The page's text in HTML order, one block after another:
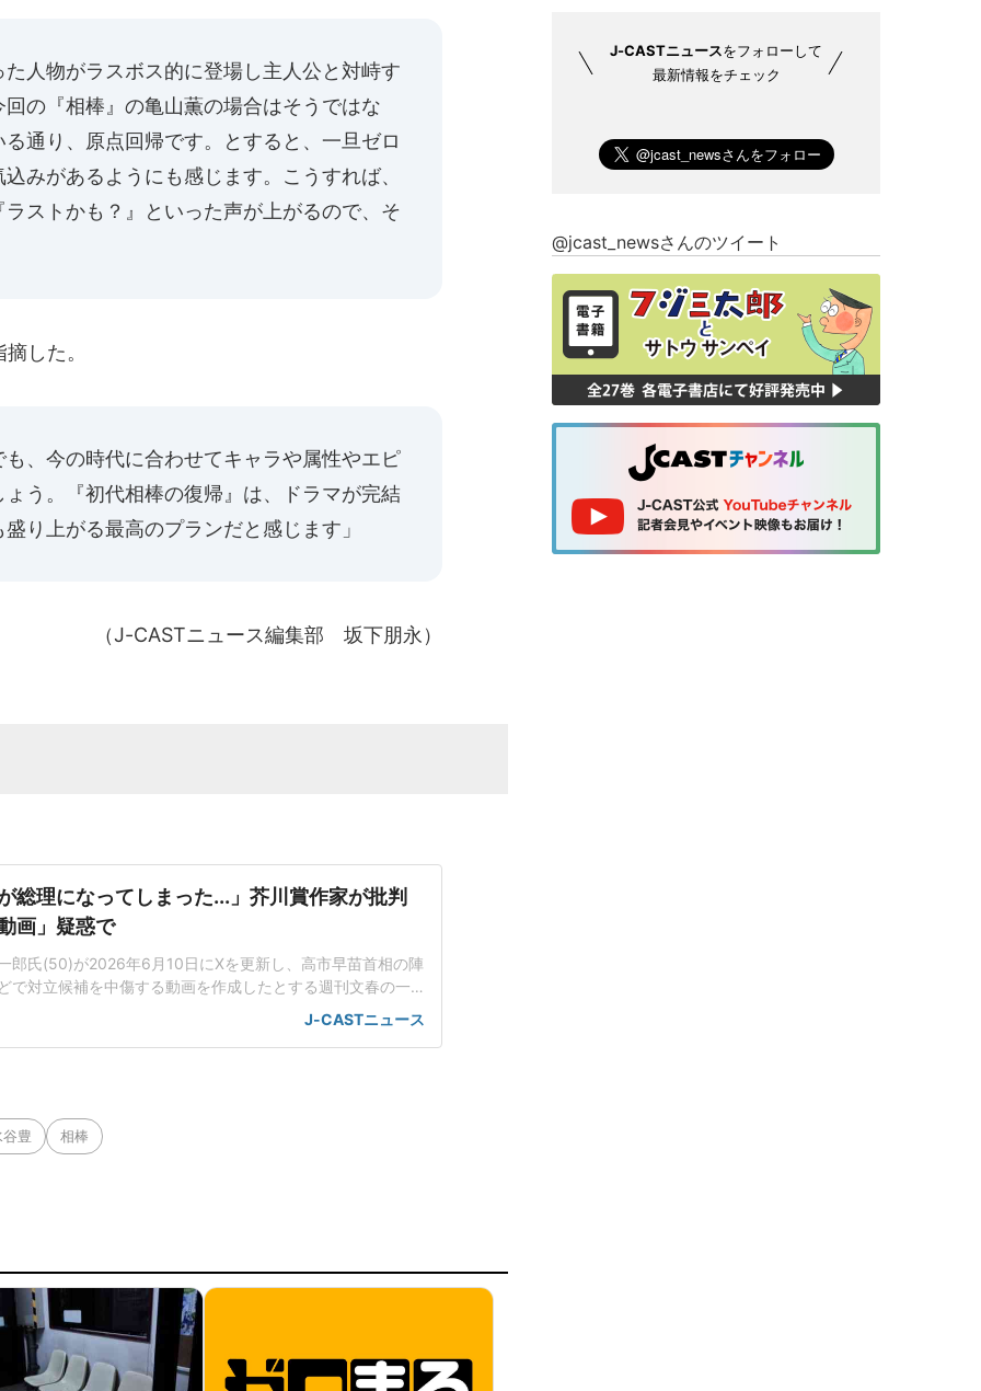
人物がラスボス的に登場し主人公と対峙す
の『相棒』の亀山薫の場合はそうではな
通り、原点回帰です。とすると、一旦ゼロ
みがあるようにも感じます。こうすれば、
ストかも？』といった声が上がるので、そ
した。
、今の時代に合わせてキャラや属性やエピ
う。『初代相棒の復帰』は、ドラマが完結
り上がる最高のプランだと感じます」
（J-CASTニュース編集部 坂下朋永）
総理になってしまった...」芥川賞作家が批判
画」疑惑で
郎氏(50)が2026年6月10日にXを更新し、高市早苗首相の陣
で対立候補を中傷する動画を作成したとする週刊文春の一
の見解を示した。この投稿がSNS上で大きな注目を集めて
界に戻るべき」週刊文春は4月29日付の記事で、25年秋の
J-CASTニュース
谷豊 相棒
J-CASTニュースをフォローして
最新情報をチェック
@jcast_newsさんのツイート